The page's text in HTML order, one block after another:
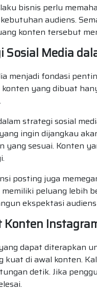
bisnis perlu
audiens.
konten tersebut
Sosial Media
menjadi fondasi
yang dibuat
strategi sosial
ingin dijangkau
yang sesuai. Konten
posting juga
peluang lebih
ekspektasi
dapat diterapkan
kuat di awal konten.
detik. Jika